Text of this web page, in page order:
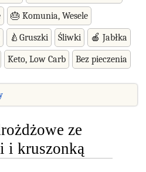
🎂 Komunia, Wesele
🍐Gruszki Śliwki 🍎 Jabłka
Keto, Low Carb Bez pieczenia
ze
i kruszonką